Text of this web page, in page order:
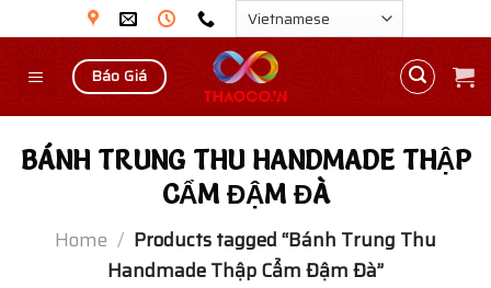
to
content
Báo Giá
BÁNH TRUNG THU HANDMADE THẬP
CẨM ĐẬM ĐÀ
Home / Products tagged “Bánh Trung Thu
Handmade Thập Cẩm Đậm Đà”